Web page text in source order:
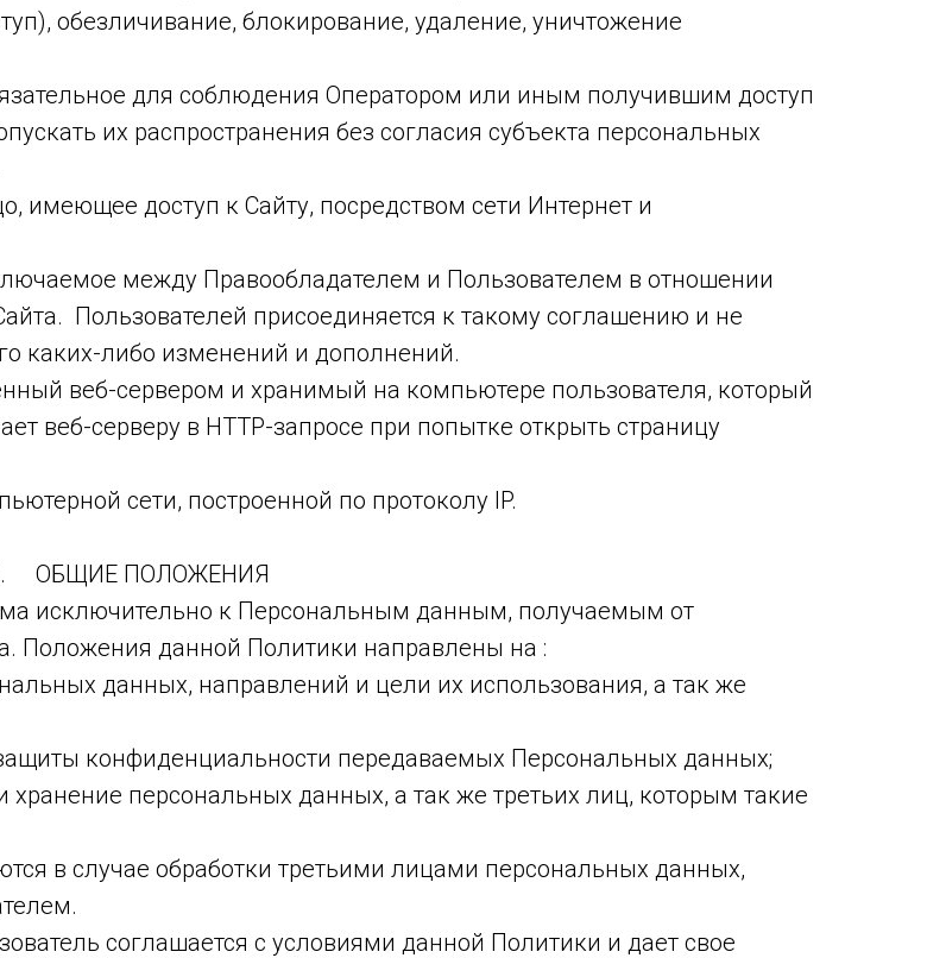
обезличивание, блокирование, удаление, уничтожение
для соблюдения Оператором или иным получившим доступ
их распространения без согласия субъекта персональных
имеющее доступ к Сайту, посредством сети Интернет и
между Правообладателем и Пользователем в отношении
Пользователей присоединяется к такому соглашению и не
каких-либо изменений и дополнений.
веб-сервером и хранимый на компьютере пользователя, который
веб-серверу в HTTP-запросе при попытке открыть страницу
сети, построенной по протоколу IP.
ОБЩИЕ ПОЛОЖЕНИЯ
исключительно к Персональным данным, получаемым от
Положения данной Политики направлены на :
данных, направлений и цели их использования, а так же
конфиденциальности передаваемых Персональных данных;
хранение персональных данных, а так же третьих лиц, которым такие
в случае обработки третьими лицами персональных данных,
соглашается с условиями данной Политики и дает свое